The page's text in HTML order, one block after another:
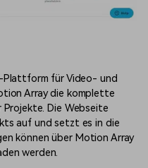
Plattform für Video- und
Array die komplette
Die Webseite
auf und setzt es in die
können über Motion Array
werden.